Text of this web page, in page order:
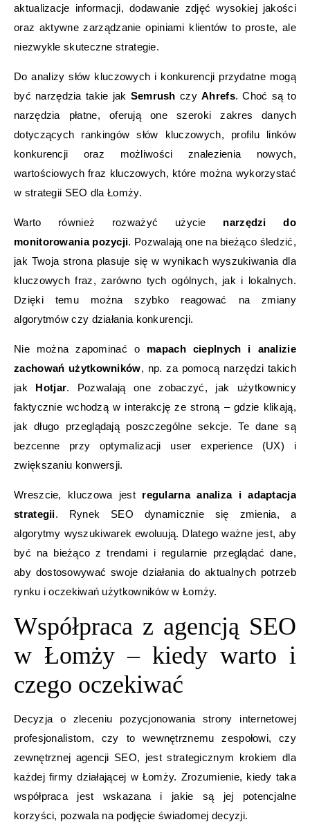
aktualizacje informacji, dodawanie zdjęć wysokiej jakości
oraz aktywne zarządzanie opiniami klientów to proste, ale
niezwykle skuteczne strategie.
Do analizy słów kluczowych i konkurencji przydatne mogą
być narzędzia takie jak Semrush czy Ahrefs. Choć są to
narzędzia płatne, oferują one szeroki zakres danych
dotyczących rankingów słów kluczowych, profilu linków
konkurencji oraz możliwości znalezienia nowych,
wartościowych fraz kluczowych, które można wykorzystać
w strategii SEO dla Łomży.
Warto również rozważyć użycie narzędzi do
monitorowania pozycji. Pozwalają one na bieżąco śledzić,
jak Twoja strona plasuje się w wynikach wyszukiwania dla
kluczowych fraz, zarówno tych ogólnych, jak i lokalnych.
Dzięki temu można szybko reagować na zmiany
algorytmów czy działania konkurencji.
Nie można zapominać o mapach cieplnych i analizie
zachowań użytkowników, np. za pomocą narzędzi takich
jak Hotjar. Pozwalają one zobaczyć, jak użytkownicy
faktycznie wchodzą w interakcję ze stroną – gdzie klikają,
jak długo przeglądają poszczególne sekcje. Te dane są
bezcenne przy optymalizacji user experience (UX) i
zwiększaniu konwersji.
Wreszcie, kluczowa jest regularna analiza i adaptacja
strategii. Rynek SEO dynamicznie się zmienia, a
algorytmy wyszukiwarek ewoluują. Dlatego ważne jest, aby
być na bieżąco z trendami i regularnie przeglądać dane,
aby dostosowywać swoje działania do aktualnych potrzeb
rynku i oczekiwań użytkowników w Łomży.
Współpraca z agencją SEO
w Łomży – kiedy warto i
czego oczekiwać
Decyzja o zleceniu pozycjonowania strony internetowej
profesjonalistom, czy to wewnętrznemu zespołowi, czy
zewnętrznej agencji SEO, jest strategicznym krokiem dla
każdej firmy działającej w Łomży. Zrozumienie, kiedy taka
współpraca jest wskazana i jakie są jej potencjalne
korzyści, pozwala na podjęcie świadomej decyzji.